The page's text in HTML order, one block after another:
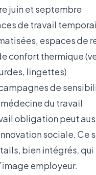
juin et septembre
de travail
espaces de
confort thermique
lingettes)
de
du travail
obligation peut
sociale. Ce
bien intégrés,
employeur.